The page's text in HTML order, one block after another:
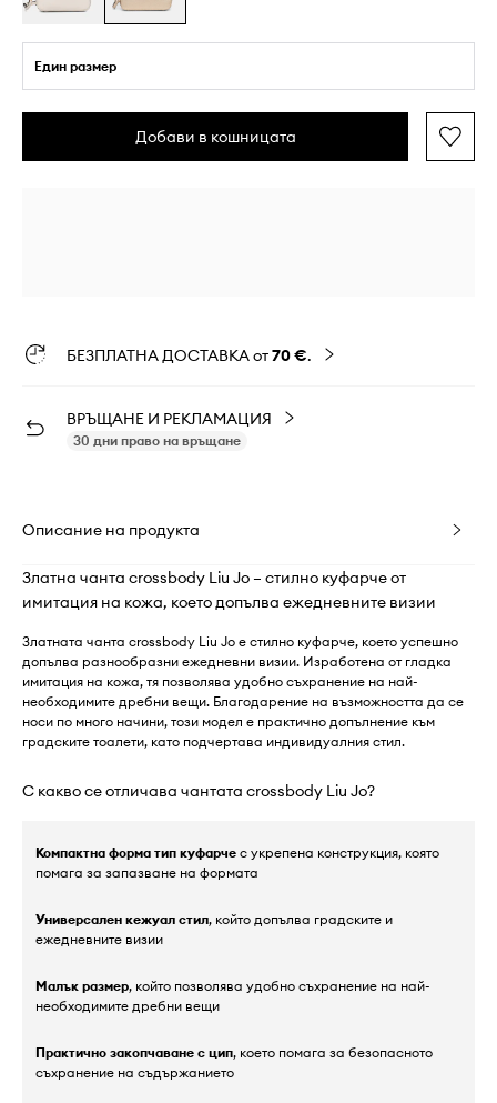
Един размер
Добави в кошницата
БЕЗПЛАТНА ДОСТАВКА от70 €.
ВРЪЩАНЕ И РЕКЛАМАЦИЯ
30 дни право на връщане
Описание на продукта
Златна чанта crossbody Liu Jo – стилно куфарче от
имитация на кожа, което допълва ежедневните визии
Златната чанта crossbody Liu Jo е стилно куфарче, което успешно
допълва разнообразни ежедневни визии. Изработена от гладка
имитация на кожа, тя позволява удобно съхранение на най-
необходимите дребни вещи. Благодарение на възможността да се
носи по много начини, този модел е практично допълнение към
градските тоалети, като подчертава индивидуалния стил.
С какво се отличава чантата crossbody Liu Jo?
Компактна форма тип куфарче с укрепена конструкция, която
помага за запазване на формата
Универсален кежуал стил, който допълва градските и
ежедневните визии
Малък размер, който позволява удобно съхранение на най-
необходимите дребни вещи
Практично закопчаване с цип, което помага за безопасното
съхранение на съдържанието